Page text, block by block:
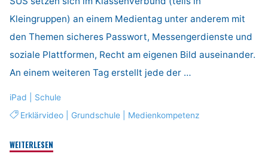
Kleingruppen) an einem Medientag unter anderem mit
den Themen sicheres Passwort, Messengerdienste und
soziale Plattformen, Recht am eigenen Bild auseinander.
An einem weiteren Tag erstellt jede der …
iPad
Schule
Erklärvideo| Grundschule| Medienkompetenz
WEITERLESEN